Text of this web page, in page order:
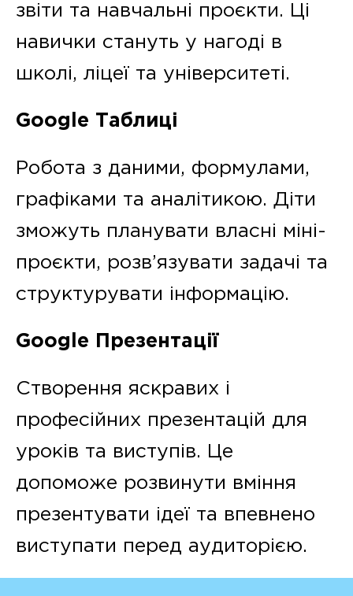
звіти та навчальні проєкти. Ці
навички стануть у нагоді в
школі, ліцеї та університеті.
Google Таблиці
Робота з даними, формулами,
графіками та аналітикою. Діти
зможуть планувати власні міні-
проєкти, розв’язувати задачі та
структурувати інформацію.
Google Презентації
Створення яскравих і
професійних презентацій для
уроків та виступів. Це
допоможе розвинути вміння
презентувати ідеї та впевнено
виступати перед аудиторією.